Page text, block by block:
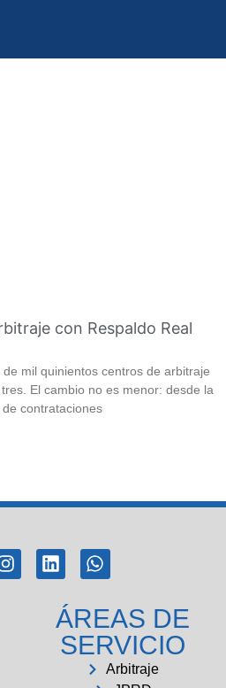
con Respaldo Real
mil quinientos centros de arbitraje
El cambio no es menor: desde la
contrataciones
ÁREAS DE
SERVICIO
Arbitraje